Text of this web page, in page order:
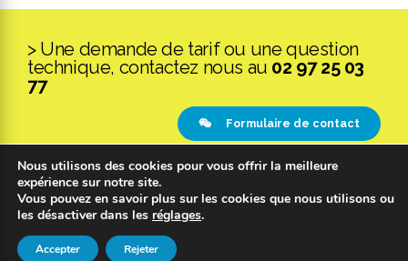
> Une demande de tarif ou une question
technique, contactez nous au 02 97 25 03
77
Formulaire de contact
Copyright 2019 © COPYPLAN. Tous droits réservés |
|Politique de confidentialité|Réalisation : Kodweb
Nous utilisons des cookies pour vous offrir la meilleure
expérience sur notre site.
Vous pouvez en savoir plus sur les cookies que nous utilisons ou
les désactiver dans les réglages.
Accepter Rejeter